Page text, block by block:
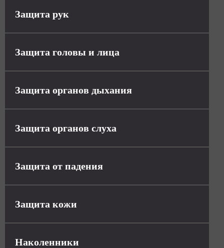
Защита рук
Защита головы и лица
Защита органов дыхания
Защита органов слуха
Защита от падения
Защита кожи
Наколенники